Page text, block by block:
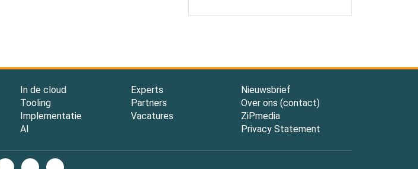
In de cloud
Tooling
Implementatie
AI
Experts
Partners
Vacatures
Nieuwsbrief
Over ons (contact)
ZiPmedia
Privacy Statement